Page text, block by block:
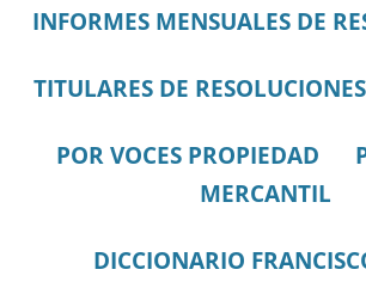
INFORMES MENSUALES DE
TITULARES DE
POR VOCES PROPIEDAD
MERCANTIL
DICCIONARIO